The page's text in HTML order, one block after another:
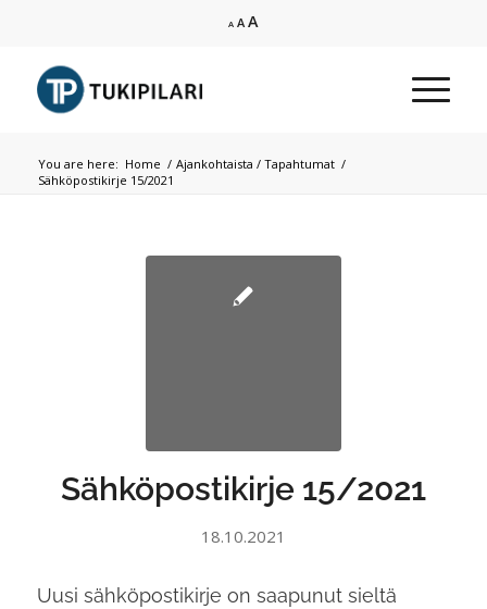
A Decrease
AReset
font
AIncrease
font
You are here: Home / Ajankohtaista / Tapahtumat /
Sähköpostikirje 15/2021
Sähköpostikirje 15/2021
18.10.2021
Uusi sähköpostikirje on saapunut sieltä